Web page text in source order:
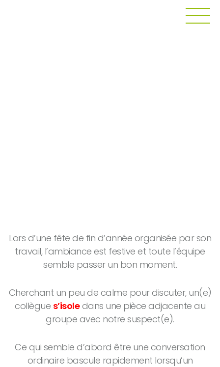
Lors d’une fête de fin d’année organisée par son
travail, l’ambiance est festive et toute l’équipe
semble passer un bon moment.
Cherchant un peu de calme pour discuter, un(e)
collègue s’isoledans une pièce adjacente au
groupe avec notre suspect(e).
Ce qui semble d’abord être une conversation
ordinaire bascule rapidement lorsqu’un